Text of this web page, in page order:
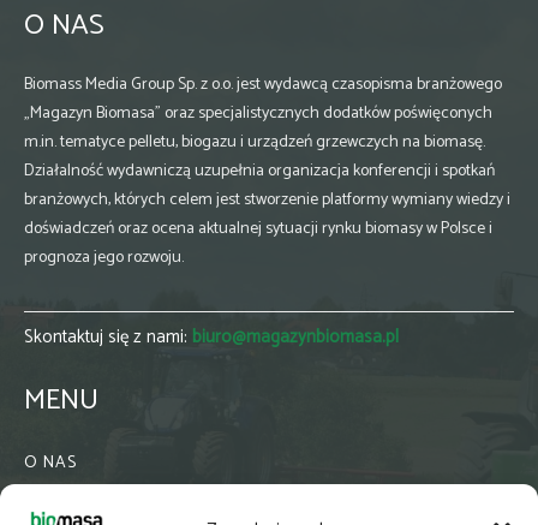
O NAS
Biomass Media Group Sp. z o.o. jest wydawcą czasopisma branżowego
„Magazyn Biomasa” oraz specjalistycznych dodatków poświęconych
m.in. tematyce pelletu, biogazu i urządzeń grzewczych na biomasę.
Działalność wydawniczą uzupełnia organizacja konferencji i spotkań
branżowych, których celem jest stworzenie platformy wymiany wiedzy i
doświadczeń oraz ocena aktualnej sytuacji rynku biomasy w Polsce i
prognoza jego rozwoju.
Skontaktuj się z nami: biuro@magazynbiomasa.pl
MENU
O NAS